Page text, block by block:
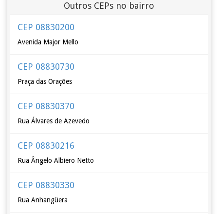
Outros CEPs no bairro
CEP 08830200
Avenida Major Mello
CEP 08830730
Praça das Orações
CEP 08830370
Rua Álvares de Azevedo
CEP 08830216
Rua Ângelo Albiero Netto
CEP 08830330
Rua Anhangüera